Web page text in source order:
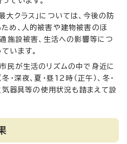
大クラス」については、今後の防
め、人的被害や建物被害のほ
通施設被害、生活への影響等につ
います。
民が生活のリズムの中で身近に
・深夜、夏・昼12時（正午）、冬・
気器具等の使用状況も踏まえて設